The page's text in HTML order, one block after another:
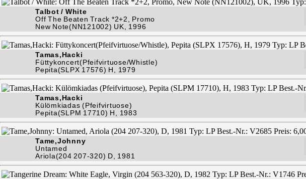
Talbot / White
Off The Beaten Track *2+2, Promo
New Note(NN121002) UK, 1996
Tamas,Hacki
Füttykoncert(Pfeifvirtuose/Whistle)
Pepita(SLPX 17576) H, 1979
Tamas,Hacki
Külömkiadas (Pfeifvirtuose)
Pepita(SLPM 17710) H, 1983
Tame,Johnny
Untamed
Ariola(204 207-320) D, 1981